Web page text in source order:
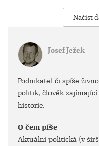
Načíst
Josef Ježek
Podnikatel či spíše
politik, člověk
historie.
O čem píše
Aktuální politická (v